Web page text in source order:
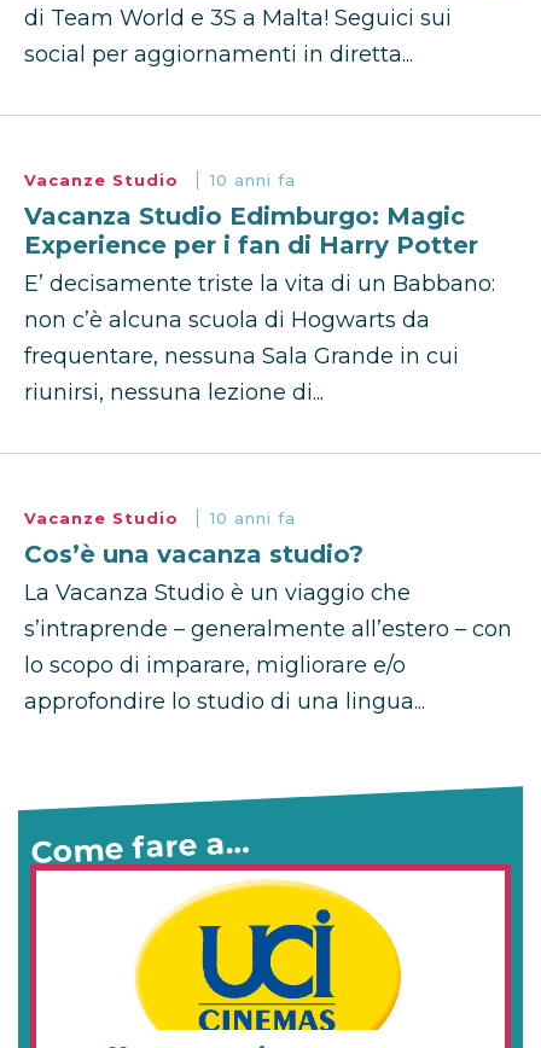
di Team World e 3S a Malta! Seguici sui
social per aggiornamenti in diretta...
Vacanze Studio 10 anni fa
Vacanza Studio Edimburgo: Magic
Experience per i fan di Harry Potter
E’ decisamente triste la vita di un Babbano:
non c’è alcuna scuola di Hogwarts da
frequentare, nessuna Sala Grande in cui
riunirsi, nessuna lezione di...
Vacanze Studio 10 anni fa
Cos’è una vacanza studio?
La Vacanza Studio è un viaggio che
s’intraprende – generalmente all’estero – con
lo scopo di imparare, migliorare e/o
approfondire lo studio di una lingua...
Come fare a…